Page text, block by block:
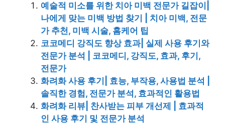
예술적 미소를 위한 치아 미백 전문가 길잡이|
나에게 맞는 미백 방법 찾기 | 치아 미백, 전문
가 추천, 미백 시술, 홈케어 팁
코코메디 강직도 향상 효과| 실제 사용 후기와
전문가 분석 | 코코메디, 강직도, 효과, 후기,
전문가
화려화 사용 후기| 효능, 부작용, 사용법 분석 |
솔직한 경험, 전문가 분석, 효과적인 활용법
화려화 리뷰| 찬사받는 피부 개선제 | 효과적
인 사용 후기 및 전문가 분석